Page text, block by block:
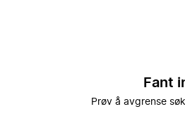
Fant
Prøv å avgrense